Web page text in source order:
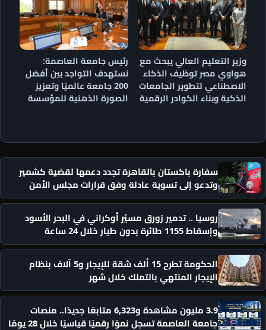
وزير التعليم العالي يبحث مع
هواوي مصر توظيف الذكاء
الاصطناعي لتطوير الجامعات
الذكية وبناء الكوادر الرقمية
رئيس جامعة العاصمة:
نستهدف التواجد بين أفضل
200 جامعة عالميًا وتعزيز
الصورة الذهنية للمؤسسة
سفارة باكستان بالقاهرة تجدد دعمها لقضية كشمير
وتدعو إلى تسوية عادلة وفق قرارات مجلس الأمن
روسيا .. تدمير زورق مسيّر أوكراني في البحر الأسود
وإسقاط 1155 طائرة بدون طيار خلال 24 ساعة
الحكومة تطرح 15 ألف شقة للإيجار و5 آلاف بنظام
الإيجار المنتهي بالتملك خلال شهر
3.9 مليون مشاهدة و6,323 متابعًا جديدًا.. منصات
جامعة العاصمة تسجل نموًا رقميًا قياسيًا خلال 28 يومًا